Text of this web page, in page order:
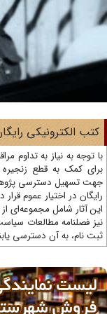
الکترونیکی رایگان
کمک به قطع زنجیره
تسهیل دسترسی
در اختیار عموم قرار داد.
آثار شامل مجموعه‌ای از
فصلنامه مطالعات
نام، به آن دسترسی یابند.